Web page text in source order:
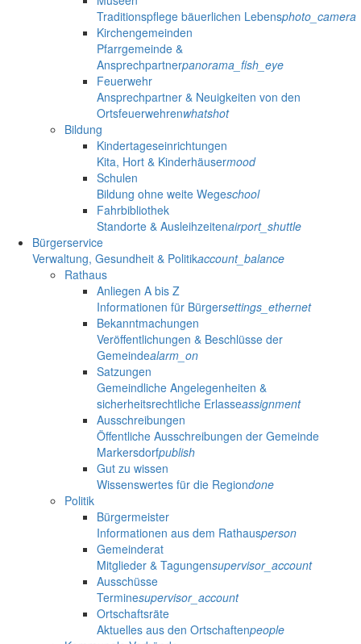
Traditionspflege bäuerlichen Lebensphoto_camera
Kirchengemeinden
Pfarrgemeinde &
Ansprechpartnerpanorama_fish_eye
Feuerwehr
Ansprechpartner & Neuigkeiten von den
Ortsfeuerwehrenwhatshot
Bildung
Kindertageseinrichtungen
Kita, Hort & Kinderhäusermood
Schulen
Bildung ohne weite Wegeschool
Fahrbibliothek
Standorte & Ausleihzeitenairport_shuttle
Bürgerservice
Verwaltung, Gesundheit & Politikaccount_balance
Rathaus
Anliegen A bis Z
Informationen für Bürgersettings_ethernet
Bekanntmachungen
Veröffentlichungen & Beschlüsse der
Gemeindealarm_on
Satzungen
Gemeindliche Angelegenheiten &
sicherheitsrechtliche Erlasseassignment
Ausschreibungen
Öffentliche Ausschreibungen der Gemeinde
Markersdorfpublish
Gut zu wissen
Wissenswertes für die Regiondone
Politik
Bürgermeister
Informationen aus dem Rathausperson
Gemeinderat
Mitglieder & Tagungensupervisor_account
Ausschüsse
Terminesupervisor_account
Ortschaftsräte
Aktuelles aus den Ortschaftenpeople